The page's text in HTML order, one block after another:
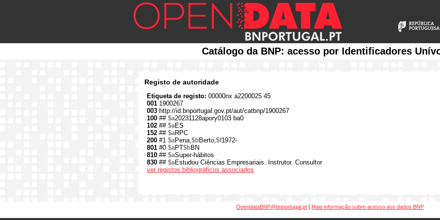
Catálogo da BNP: acesso por Identificadores
Registo de autoridade
Etiqueta de registo: 00000nx a2200025 45
001 1900267
003 http://id.bnportugal.gov.pt/aut/catbnp/1900267
100 ## $a20231128apory0103 ba0
102 ## $aES
152 ## $aRPC
200 #1 $aPena,$bBerto,$f1972-
801 #0 $aPT$bBN
810 ## $aSuper-hábitos
830 ## $aEstudou Ciências Empresariais. Instrutor. Consultor
ver registos bibliográficos associados
OpendataBNP@bnportugal.pt | Mais informação sobre acesso aos dados BNP